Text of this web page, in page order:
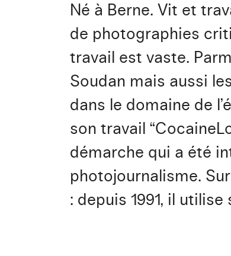
Né à Berne. Vit et
de photographies
travail est vaste.
Soudan mais aussi
dans le domaine de
son travail
démarche qui a été
photojournalisme.
: depuis 1991, il